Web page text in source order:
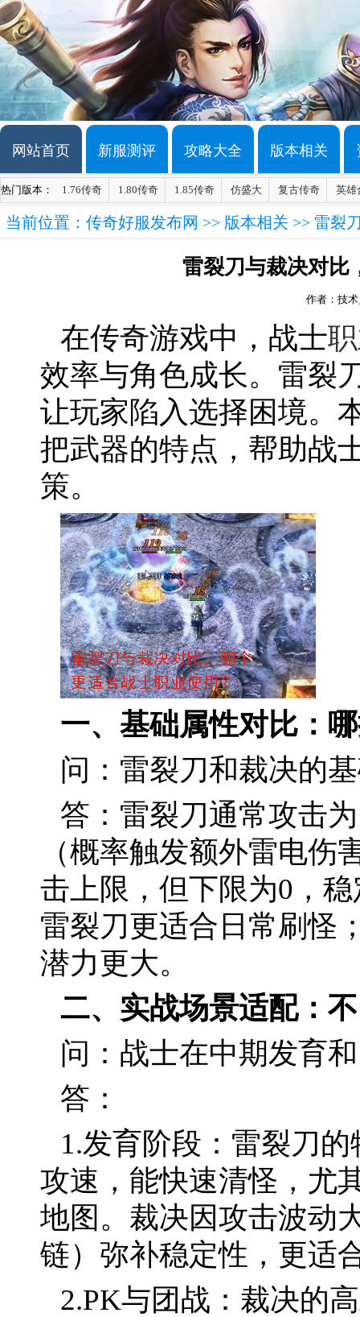
网站首页 新服测评 攻略大全 版本相关
热门版本： 1.76传奇 1.80传奇 1.85传奇 仿盛大 复古传奇 英雄
当前位置： 传奇好服发布网 >> 版本相关 >> 雷裂
雷裂刀与裁决对比
作者：技
在传奇游戏中，战士
效率与角色成长。雷裂
让玩家陷入选择困境。
把武器的特点，帮助战
策。
一、基础属性对比：
问：雷裂刀和裁决的
答：雷裂刀通常攻击
（概率触发额外雷电伤
击上限，但下限为0，
雷裂刀更适合日常刷怪
潜力更大。
二、实战场景适配：
问：战士在中期发育
答：
1.发育阶段：雷裂刀
攻速，能快速清怪，尤
地图。裁决因攻击波动
链）弥补稳定性，更适
2.PK与团战：裁决的